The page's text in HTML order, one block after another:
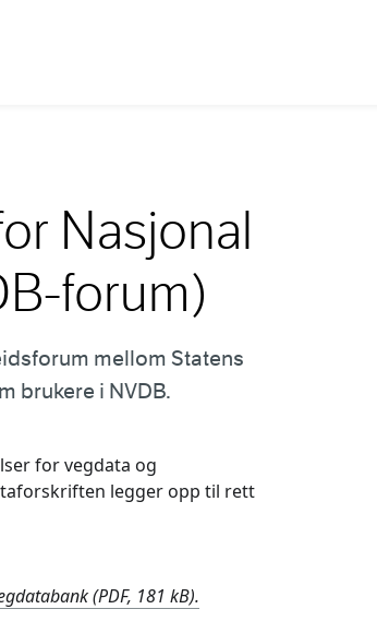
Nasjonal
forum)
mellom Statens
brukere i NVDB.
for vegdata og
legger opp til rett
(PDF, 181 kB).